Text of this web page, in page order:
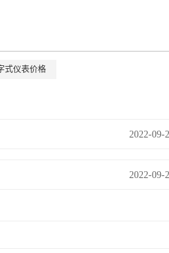
式仪表价格
2022-09-
2022-09-